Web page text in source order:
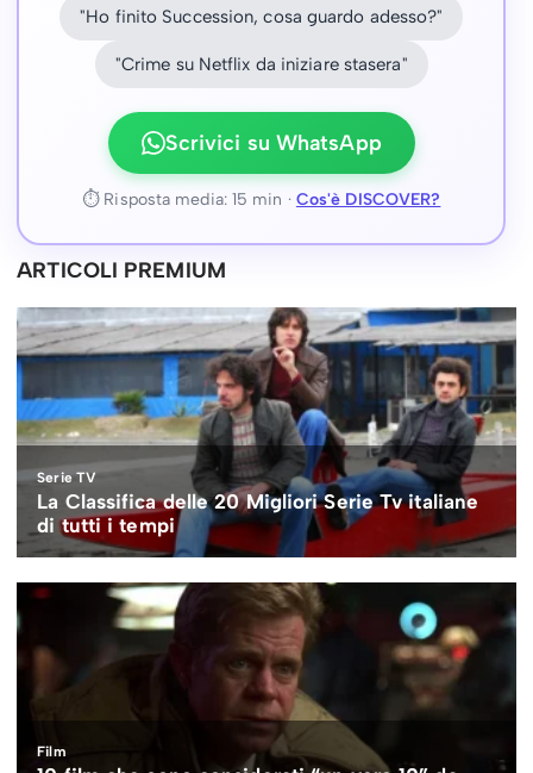
"Ho finito Succession, cosa guardo adesso?"
"Crime su Netflix da iniziare stasera"
Scrivici su WhatsApp
⏱ Risposta media: 15 min · Cos'è DISCOVER?
ARTICOLI PREMIUM